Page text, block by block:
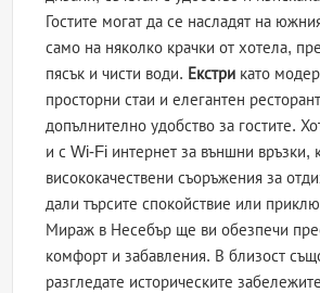
Гостите могат да се насладят на
само на няколко крачки от хотела,
пясък и чисти води. Екстри като
просторни стаи и елегантен
допълнително удобство за гостите.
и с Wi-Fi интернет за външни връзки,
висококачествени съоръжения за
дали търсите спокойствие или
Мираж в Несебър ще ви обезпечи
комфорт и забавления. В близост
разгледате историческите